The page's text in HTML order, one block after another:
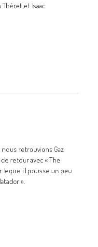
et Isaac
retrouvions Gaz
retour avec « The
lequel il pousse un peu
».